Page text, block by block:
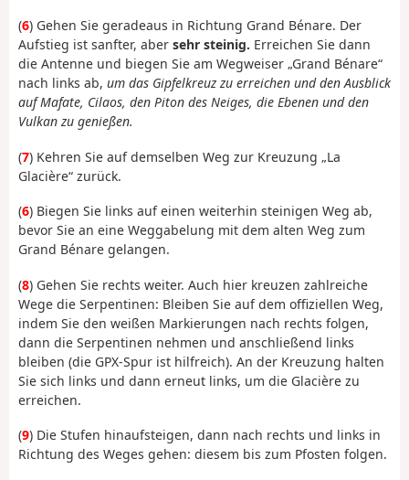
(6) Gehen Sie geradeaus in Richtung Grand Bénare. Der
Aufstieg ist sanfter, aber sehr steinig. Erreichen Sie dann
die Antenne und biegen Sie am Wegweiser „Grand Bénare“
nach links ab, um das Gipfelkreuz zu erreichen und den Ausblick
auf Mafate, Cilaos, den Piton des Neiges, die Ebenen und den
Vulkan zu genießen.
(7) Kehren Sie auf demselben Weg zur Kreuzung „La
Glacière“ zurück.
(6) Biegen Sie links auf einen weiterhin steinigen Weg ab,
bevor Sie an eine Weggabelung mit dem alten Weg zum
Grand Bénare gelangen.
(8) Gehen Sie rechts weiter. Auch hier kreuzen zahlreiche
Wege die Serpentinen: Bleiben Sie auf dem offiziellen Weg,
indem Sie den weißen Markierungen nach rechts folgen,
dann die Serpentinen nehmen und anschließend links
bleiben (die GPX-Spur ist hilfreich). An der Kreuzung halten
Sie sich links und dann erneut links, um die Glacière zu
erreichen.
(9) Die Stufen hinaufsteigen, dann nach rechts und links in
Richtung des Weges gehen: diesem bis zum Pfosten folgen.